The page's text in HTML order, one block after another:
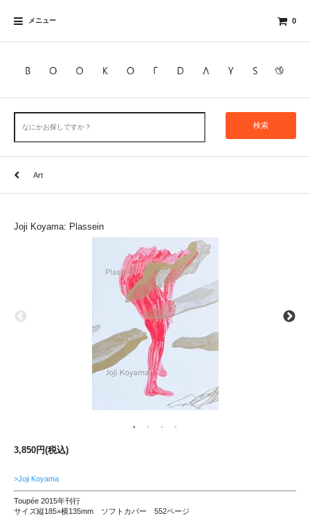
メニュー 0
検索
Art
Joji Koyama: Plassein
3,850円(税込)
>Joji Koyama
Toupée 2015年刊行
サイズ縦185×横135mm ソフトカバー 552ページ